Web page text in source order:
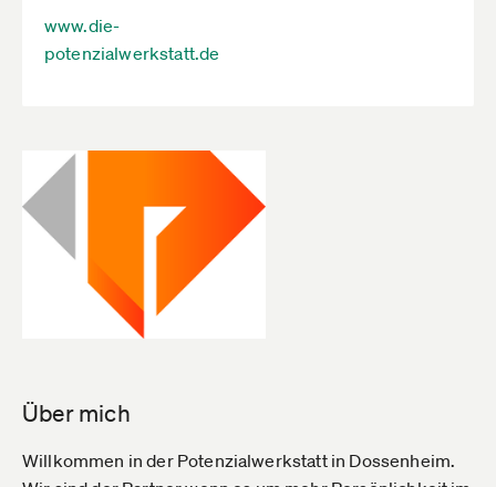
www.die-
potenzialwerkstatt.de
Über mich
Willkommen in der Potenzialwerkstatt in Dossenheim.